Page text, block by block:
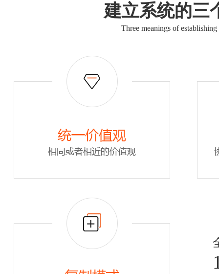
建立系统的三
Three meanings of establishing